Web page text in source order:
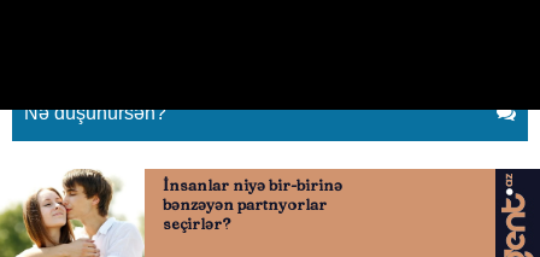
Nə düşünürsən?